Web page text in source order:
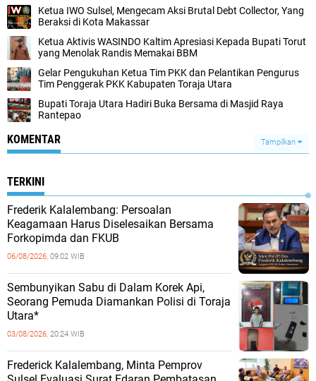
Ketua IWO Sulsel, Mengecam Aksi Brutal Debt Collector, Yang
Beraksi di Kota Makassar
Ketua Aktivis WASINDO Kaltim Apresiasi Kepada Bupati Torut
yang Menolak Randis Memakai BBM
Gelar Pengukuhan Ketua Tim PKK dan Pelantikan Pengurus
Tim Penggerak PKK Kabupaten Toraja Utara
Bupati Toraja Utara Hadiri Buka Bersama di Masjid Raya
Rantepao
KOMENTAR Tampilkan
TERKINI
Frederik Kalalembang: Persoalan
Keagamaan Harus Diselesaikan Bersama
Forkopimda dan FKUB
06/08/2026, 09:02 WIB
Sembunyikan Sabu di Dalam Korek Api,
Seorang Pemuda Diamankan Polisi di Toraja
Utara*
03/08/2026, 20:24 WIB
Frederick Kalalembang, Minta Pemprov